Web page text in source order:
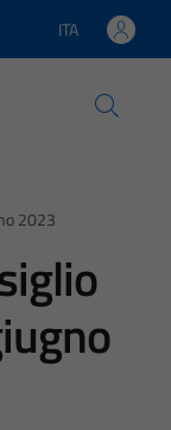
Lingua attiva:
ITA
2023